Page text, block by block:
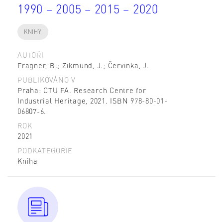
1990 – 2005 – 2015 – 2020
KNIHY
AUTOŘI
Fragner, B.; Zikmund, J.; Červinka, J.
PUBLIKOVÁNO V
Praha: CTU FA. Research Centre for
Industrial Heritage, 2021. ISBN 978-80-01-
06807-6.
ROK
2021
PODKATEGORIE
Kniha